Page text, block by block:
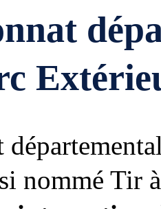
nommé Tir